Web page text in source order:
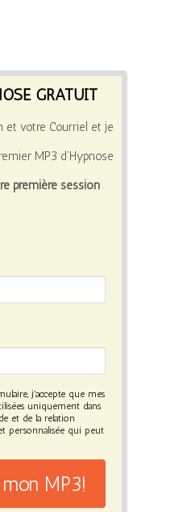
GRATUIT
et votre Courriel et je
MP3 d’Hypnose
première session
j'accepte que mes
uniquement dans
et de la relation
personnalisée qui peut
MP3!